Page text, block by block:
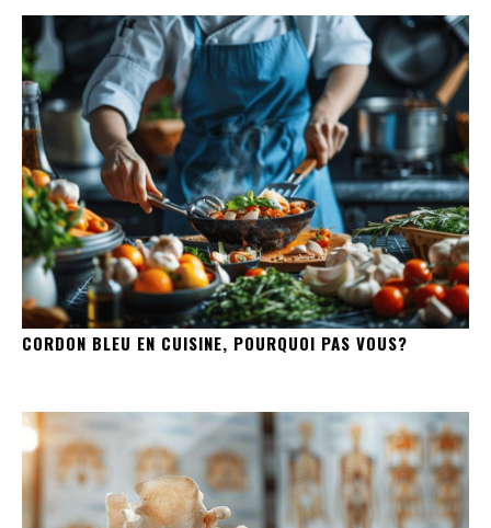
CORDON BLEU EN CUISINE, POURQUOI PAS VOUS?